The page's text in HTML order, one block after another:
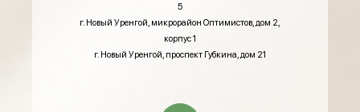
5
г. Новый Уренгой, микрорайон Оптимистов, дом 2,
корпус 1
г. Новый Уренгой, проспект Губкина, дом 21